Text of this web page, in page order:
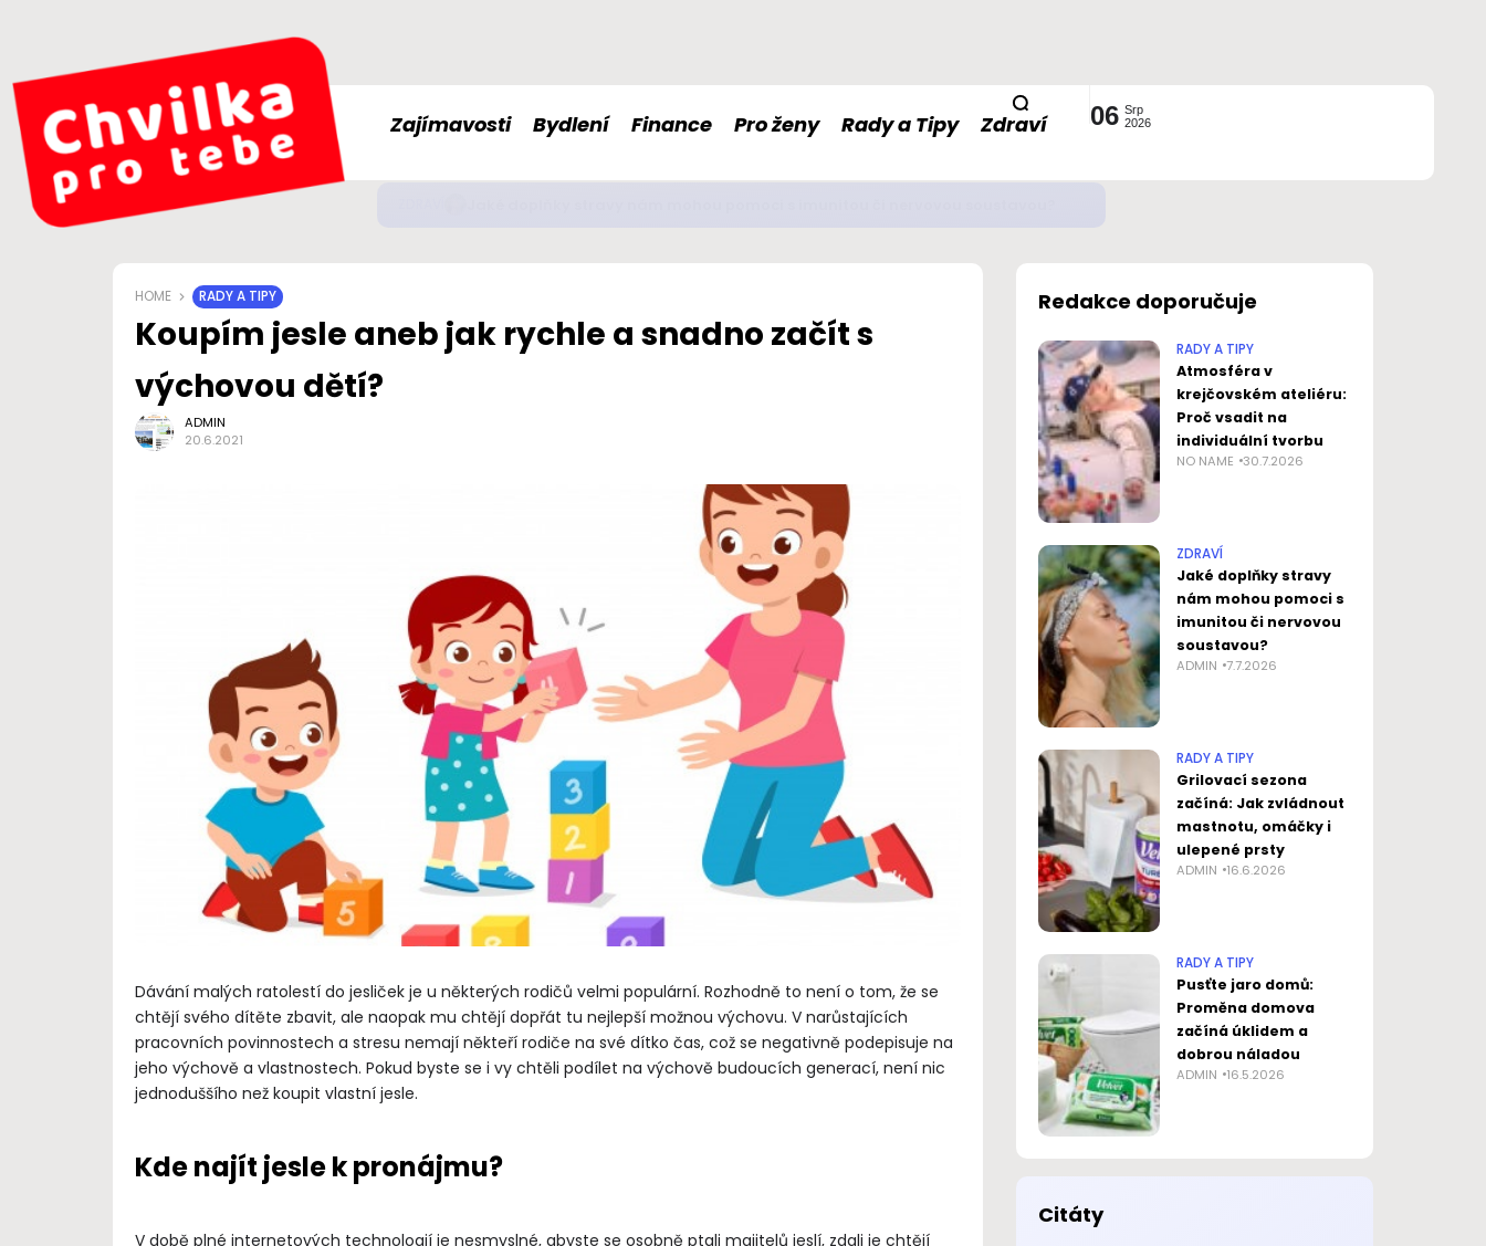
Zajímavosti Bydlení Finance Pro ženy Rady a Tipy Zdraví 06 Srp
2026
HOME RADY A TIPY
Koupím jesle aneb jak rychle a snadno začít s
výchovou dětí?
ADMIN
20.6.2021
Dávání malých ratolestí do jesliček je u některých rodičů velmi populární. Rozhodně to není o tom, že se
chtějí svého dítěte zbavit, ale naopak mu chtějí dopřát tu nejlepší možnou výchovu. V narůstajících
pracovních povinnostech a stresu nemají někteří rodiče na své dítko čas, což se negativně podepisuje na
jeho výchově a vlastnostech. Pokud byste se i vy chtěli podílet na výchově budoucích generací, není nic
jednoduššího než koupit vlastní jesle.
Kde najít jesle k pronájmu?
V době plné internetových technologií je nesmyslné, abyste se osobně ptali majitelů jeslí, zdali je chtějí
Redakce doporučuje
RADY A TIPY
Atmosféra v
krejčovském ateliéru:
Proč vsadit na
individuální tvorbu
NO NAME 30.7.2026
ZDRAVÍ
Jaké doplňky stravy
nám mohou pomoci s
imunitou či nervovou
soustavou?
ADMIN 7.7.2026
RADY A TIPY
Grilovací sezona
začíná: Jak zvládnout
mastnotu, omáčky i
ulepené prsty
ADMIN 16.6.2026
RADY A TIPY
Pusťte jaro domů:
Proměna domova
začíná úklidem a
dobrou náladou
ADMIN 16.5.2026
Citáty